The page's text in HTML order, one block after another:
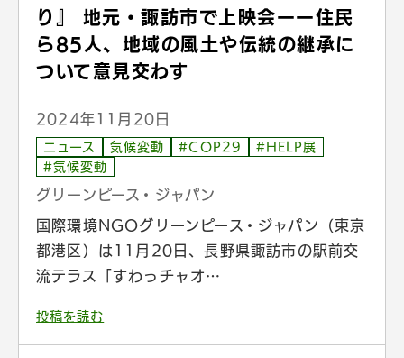
り』 地元・諏訪市で上映会ーー住民
ら85人、地域の風土や伝統の継承に
ついて意見交わす
2024年11月20日
ニュース 気候変動 #COP29
#HELP展
#気候変動
グリーンピース・ジャパン
国際環境NGOグリーンピース・ジャパン（東京
都港区）は11月20日、長野県諏訪市の駅前交
流テラス「すわっチャオ…
投稿を読む